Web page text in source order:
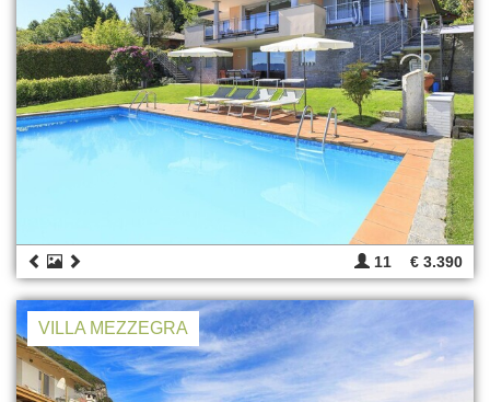
11 € 3.390
VILLA MEZZEGRA